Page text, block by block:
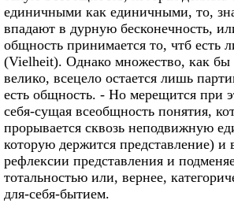
единичными как единичными, то,
впадают в дурную бесконечность,
общность принимается то, чтб есть
(Vielheit). Однако множество, как
велико, всецело остается лишь
есть общность. - Но мерещится при
себя-сущая всеобщность понятия,
прорывается сквозь неподвижную
которую держится представление)
рефлексии представления и
тотальностью или, вернее,
для-себя-бытием.